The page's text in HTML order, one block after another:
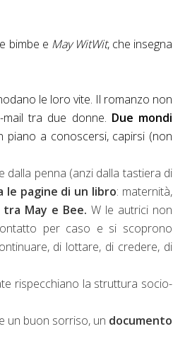
bimbe e May WitWit, che insegna
le loro vite. Il romanzo non
tra due donne. Due mondi
piano a conoscersi, capirsi (non
penna (anzi dalla tastiera di
le pagine di un libro: maternità,
tra May e Bee. W le autrici non
per caso e si scoprono
di lottare, di credere, di
rispecchiano la struttura socio-
un buon sorriso, un documento